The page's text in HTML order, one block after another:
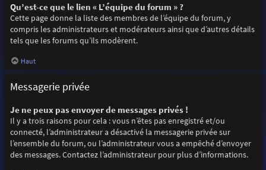
Qu’est-ce que le lien « L’équipe du forum » ?
Cette page donne la liste des membres de l’équipe du forum, y
compris les administrateurs et modérateurs ainsi que d’autres détails
tels que les forums qu’ils modèrent.
Haut
Messagerie privée
Je ne peux pas envoyer de messages privés !
Il y a trois raisons pour cela : vous n’êtes pas enregistré et/ou
connecté, l’administrateur a désactivé la messagerie privée sur
l’ensemble du forum, ou l’administrateur vous a empêché d’envoyer
des messages. Contactez l’administrateur pour plus d’informations.